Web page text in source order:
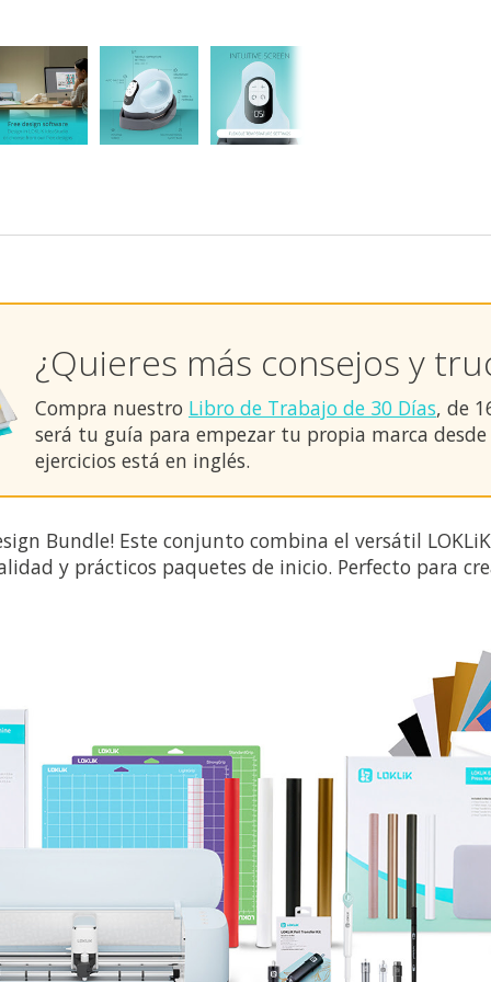
¿Quieres más consejos y
Compra nuestro Libro de Trabajo de 30 Días, de
será tu guía para empezar tu propia marca desde
ejercicios está en inglés.
Bundle! Este conjunto combina el versátil
y prácticos paquetes de inicio. Perfecto para